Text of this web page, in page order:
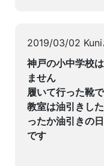
2019/03/02 Kuni
神戸の小中学校
ません
履いて行った靴
教室は油引きし
ったか油引きの
です